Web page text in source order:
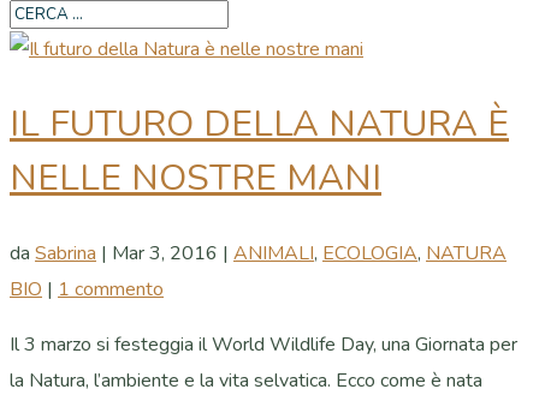
IL FUTURO DELLA NATURA È
NELLE NOSTRE MANI
da Sabrina | Mar 3, 2016 | ANIMALI, ECOLOGIA, NATURA
BIO | 1 commento
Il 3 marzo si festeggia il World Wildlife Day, una Giornata per
la Natura, l’ambiente e la vita selvatica. Ecco come è nata